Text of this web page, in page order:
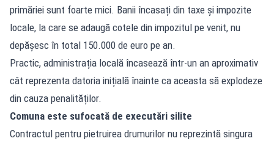
primăriei sunt foarte mici. Banii încasați din taxe și impozite
locale, la care se adaugă cotele din impozitul pe venit, nu
depășesc în total 150.000 de euro pe an.
Practic, administrația locală încasează într-un an aproximativ
cât reprezenta datoria inițială înainte ca aceasta să explodeze
din cauza penalităților.
Comuna este sufocată de executări silite
Contractul pentru pietruirea drumurilor nu reprezintă singura